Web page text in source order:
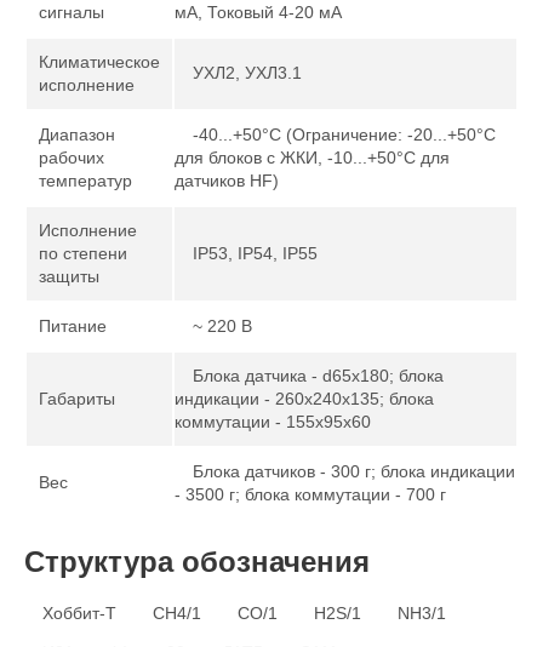
сигналы
мА, Токовый 4-20 мА
Климатическое
исполнение
УХЛ2, УХЛ3.1
Диапазон
рабочих
температур
-40...+50°С (Ограничение: -20...+50°С
для блоков с ЖКИ, -10...+50°С для
датчиков HF)
Исполнение
по степени
защиты
IP53, IP54, IP55
Питание ~ 220 В
Габариты
Блока датчика - d65х180; блока
индикации - 260х240х135; блока
коммутации - 155х95х60
Вес
Блока датчиков - 300 г; блока индикации
- 3500 г; блока коммутации - 700 г
Структура обозначения
Хоббит-Т CH4/1 CO/1 H2S/1 NH3/1